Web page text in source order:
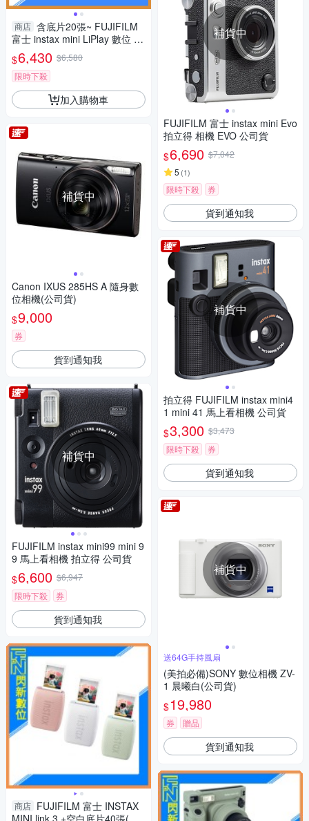
商店 含底片20張~ FUJIFILM
富士 instax mini LiPlay 數位 拍
立得 相機(抹茶綠/古銅/霧白)公
司貨
$6,430 $6,580
限時下殺
加入購物車
補貨中
Canon IXUS 285HS A 隨身數
位相機(公司貨)
$9,000
券
貨到通知我
補貨中
FUJIFILM instax mini99 mini 9
9 馬上看相機 拍立得 公司貨
$6,600 $6,947
限時下殺
券
貨到通知我
商店 FUJIFILM 富士 INSTAX
補貨中
FUJIFILM 富士 instax mini Evo
拍立得 相機 EVO 公司貨
$6,690 $7,042
5 (1)
限時下殺 券
貨到通知我
補貨中
拍立得 FUJIFILM instax mini4
1 mini 41 馬上看相機 公司貨
$3,300 $3,473
限時下殺
券
貨到通知我
補貨中
送64G手持風扇
(美拍必備)SONY 數位相機 ZV-
1 晨曦白(公司貨)
$19,980
券 贈品
貨到通知我